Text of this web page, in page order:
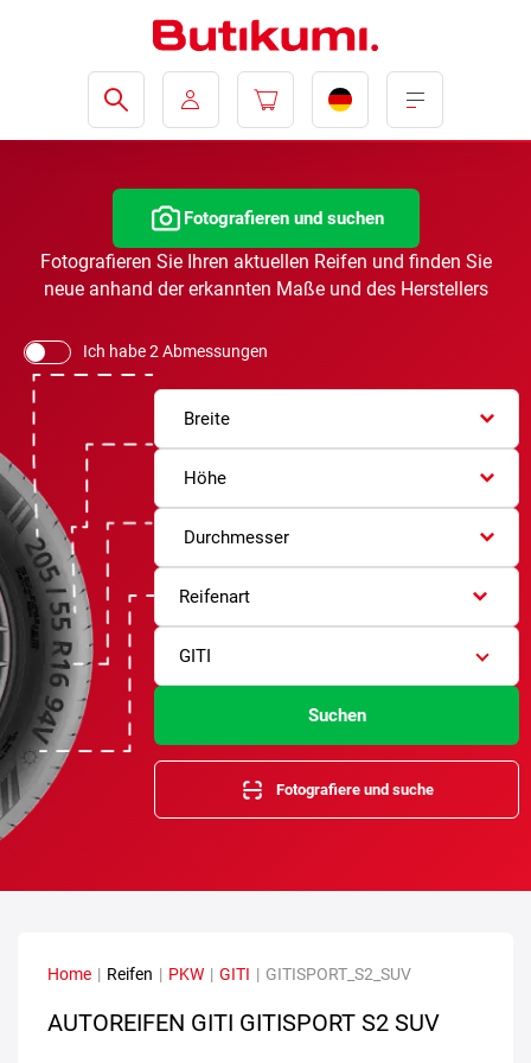
Fotografieren und suchen
Fotografieren Sie Ihren aktuellen Reifen und finden Sie
neue anhand der erkannten Maße und des Herstellers
Ich habe 2 Abmessungen
Breite
Höhe
Durchmesser
Reifenart
GITI
Suchen
Fotografiere und suche
Home | Reifen | PKW | GITI | GITISPORT_S2_SUV
AUTOREIFEN GITI GITISPORT S2 SUV